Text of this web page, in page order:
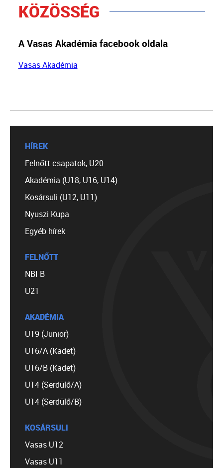
KÖZÖSSÉG
A Vasas Akadémia facebook oldala
Vasas Akadémia
HÍREK
Felnőtt csapatok, U20
Akadémia (U18, U16, U14)
Kosársuli (U12, U11)
Nyuszi Kupa
Egyéb hírek
FELNŐTT
NBI B
U21
AKADÉMIA
U19 (Junior)
U16/A (Kadet)
U16/B (Kadet)
U14 (Serdülő/A)
U14 (Serdülő/B)
KOSÁRSULI
Vasas U12
Vasas U11